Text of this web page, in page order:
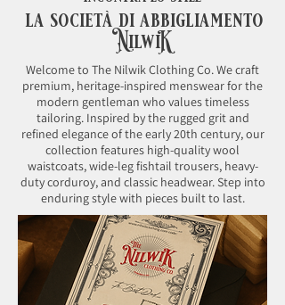
la società di abbigliamento
NilwiK
Welcome to The Nilwik Clothing Co. We craft
premium, heritage-inspired menswear for the
modern gentleman who values timeless
tailoring. Inspired by the rugged grit and
refined elegance of the early 20th century, our
collection features high-quality wool
waistcoats, wide-leg fishtail trousers, heavy-
duty corduroy, and classic headwear. Step into
enduring style with pieces built to last.